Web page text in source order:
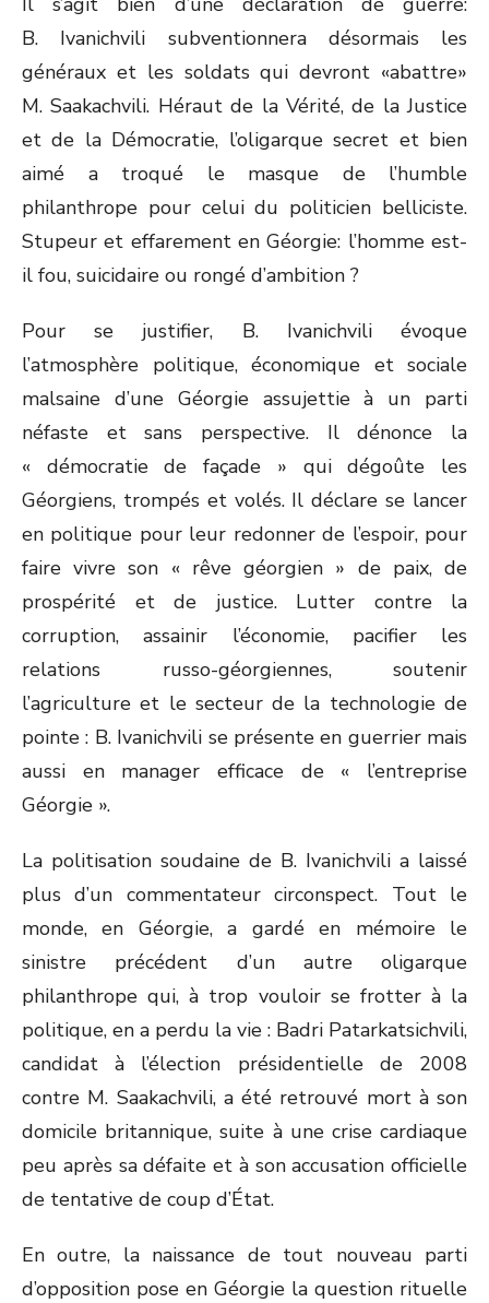
B. Ivanichvili subventionnera désormais les
généraux et les soldats qui devront «abattre»
M. Saakachvili. Héraut de la Vérité, de la Justice
et de la Démocratie, l’oligarque secret et bien
aimé a troqué le masque de l’humble
philanthrope pour celui du politicien belliciste.
Stupeur et effarement en Géorgie: l’homme est-
il fou, suicidaire ou rongé d’ambition ?
Pour se justifier, B. Ivanichvili évoque
l’atmosphère politique, économique et sociale
malsaine d’une Géorgie assujettie à un parti
néfaste et sans perspective. Il dénonce la
« démocratie de façade » qui dégoûte les
Géorgiens, trompés et volés. Il déclare se lancer
en politique pour leur redonner de l’espoir, pour
faire vivre son « rêve géorgien » de paix, de
prospérité et de justice. Lutter contre la
corruption, assainir l’économie, pacifier les
relations russo-géorgiennes, soutenir
l’agriculture et le secteur de la technologie de
pointe : B. Ivanichvili se présente en guerrier mais
aussi en manager efficace de « l’entreprise
Géorgie ».
La politisation soudaine de B. Ivanichvili a laissé
plus d’un commentateur circonspect. Tout le
monde, en Géorgie, a gardé en mémoire le
sinistre précédent d’un autre oligarque
philanthrope qui, à trop vouloir se frotter à la
politique, en a perdu la vie : Badri Patarkatsichvili,
candidat à l’élection présidentielle de 2008
contre M. Saakachvili, a été retrouvé mort à son
domicile britannique, suite à une crise cardiaque
peu après sa défaite et à son accusation officielle
de tentative de coup d’État.
En outre, la naissance de tout nouveau parti
d’opposition pose en Géorgie la question rituelle